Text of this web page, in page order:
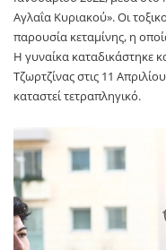
Αγλαΐα Κυριακού». Οι
παρουσία κεταμίνης, η
Η γυναίκα καταδικάστηκε
Τζωρτζίνας στις 11
καταστεί τετραπληγικό.